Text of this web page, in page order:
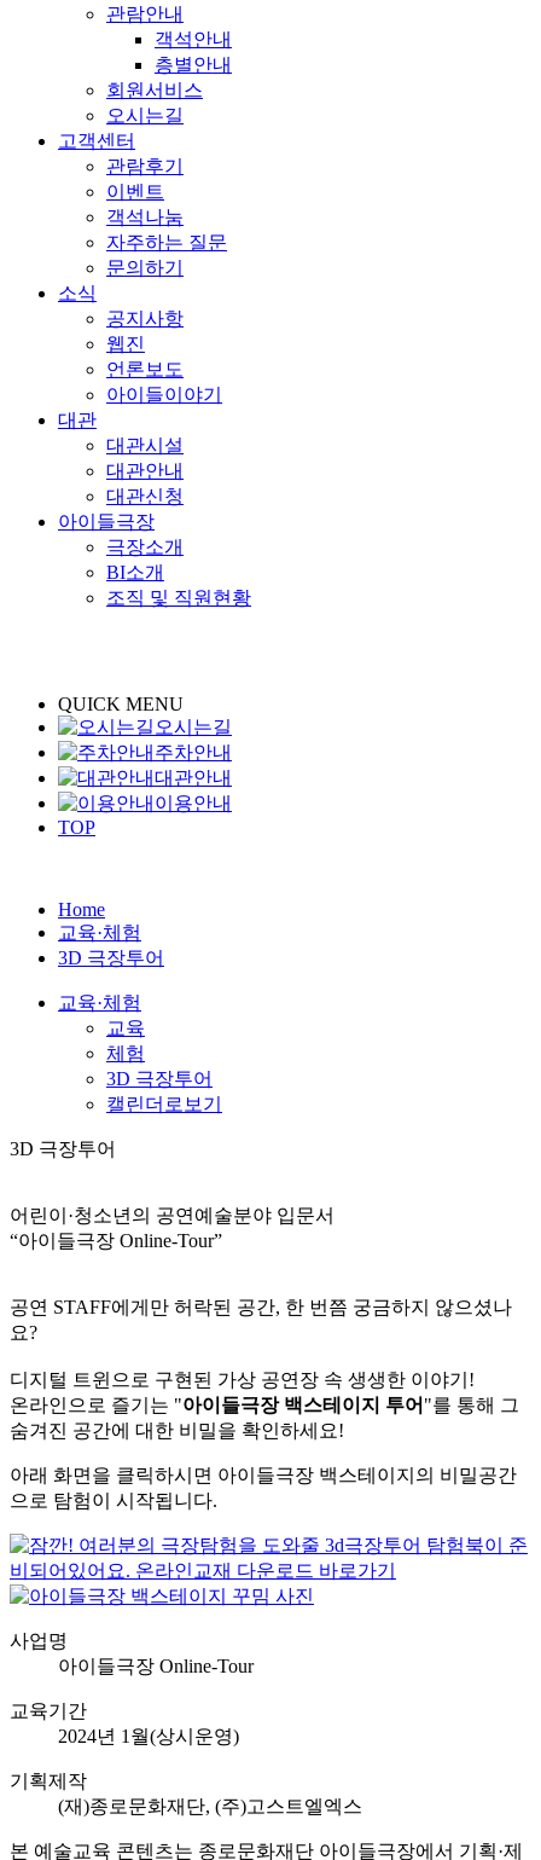
관람안내
객석안내
층별안내
회원서비스
오시는길
고객센터
관람후기
이벤트
객석나눔
자주하는 질문
문의하기
소식
공지사항
웹진
언론보도
아이들이야기
대관
대관시설
대관안내
대관신청
아이들극장
극장소개
BI소개
조직 및 직원현황
QUICK MENU
오시는길
주차안내
대관안내
이용안내
TOP
Home
교육·체험
3D 극장투어
교육·체험
교육
체험
3D 극장투어
캘린더로보기
3D 극장투어
어린이·청소년의 공연예술분야 입문서
“아이들극장 Online-Tour”
공연 STAFF에게만 허락된 공간, 한 번쯤 궁금하지 않으셨나
요?
디지털 트윈으로 구현된 가상 공연장 속 생생한 이야기!
온라인으로 즐기는 "아이들극장 백스테이지 투어 "를 통해 그
숨겨진 공간에 대한 비밀을 확인하세요!
아래 화면을 클릭하시면 아이들극장 백스테이지의 비밀공간
으로 탐험이 시작됩니다.
사업명
아이들극장 Online-Tour
교육기간
2024년 1월(상시운영)
기획제작
(재)종로문화재단, (주)고스트엘엑스
본 예술교육 콘텐츠는 종로문화재단 아이들극장에서 기획·제